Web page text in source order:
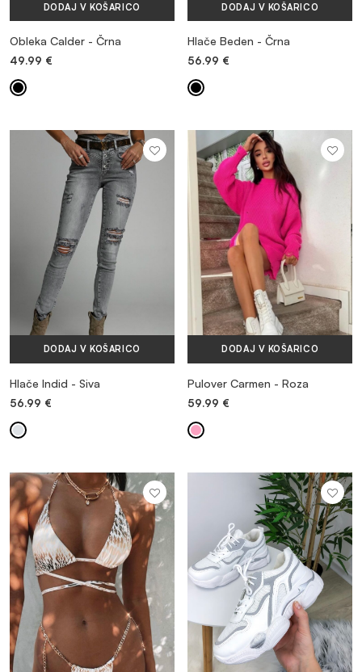
DODAJ V KOŠARICO
Obleka Calder - Črna
49.99 €
DODAJ V KOŠARICO
Hlače Beden - Črna
56.99 €
DODAJ V KOŠARICO
Hlače Indid - Siva
56.99 €
DODAJ V KOŠARICO
Pulover Carmen - Roza
59.99 €